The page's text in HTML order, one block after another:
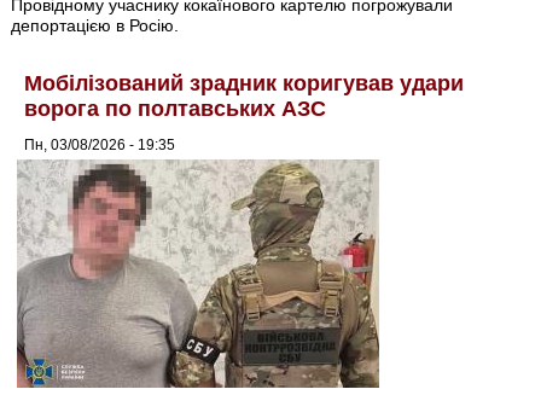
Провідному учаснику кокаїнового картелю погрожували
депортацією в Росію.
Мобілізований зрадник коригував удари
ворога по полтавських АЗС
Пн, 03/08/2026 - 19:35